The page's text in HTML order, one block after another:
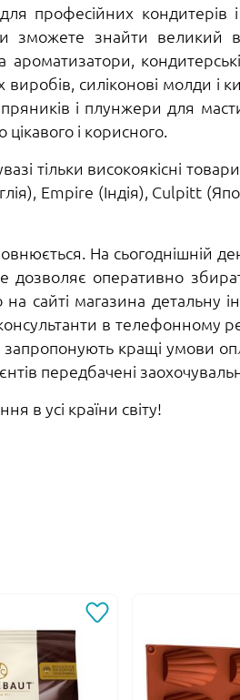
професійних
зможете знайти великий
силіконові молди і
і плунжери для
і корисного.
тільки високоякісні
Empire (Індія), Culpitt
На сьогоднішній
дозволяє оперативно
сайті магазина детальну
в телефонному
кращі умови
передбачені
в усі країни світу!